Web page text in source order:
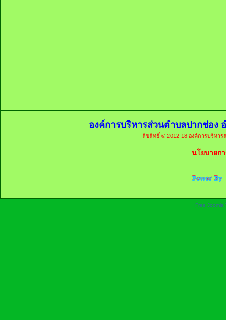
องค์การบริหารส่วนตำบลปากช่อง
ลิขสิทธิ์ © 2012-18 องค์การบริหา
นโยบายก
Free